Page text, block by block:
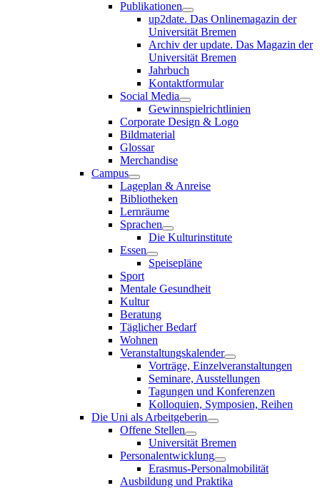
Publikationen
up2date. Das Onlinemagazin der
Universität Bremen
Archiv der update. Das Magazin der
Universität Bremen
Jahrbuch
Kontaktformular
Social Media
Gewinnspielrichtlinien
Corporate Design & Logo
Bildmaterial
Glossar
Merchandise
Campus
Lageplan & Anreise
Bibliotheken
Lernräume
Sprachen
Die Kulturinstitute
Essen
Speisepläne
Sport
Mentale Gesundheit
Kultur
Beratung
Täglicher Bedarf
Wohnen
Veranstaltungskalender
Vorträge, Einzelveranstaltungen
Seminare, Ausstellungen
Tagungen und Konferenzen
Kolloquien, Symposien, Reihen
Die Uni als Arbeitgeberin
Offene Stellen
Universität Bremen
Personalentwicklung
Erasmus-Personalmobilität
Ausbildung und Praktika